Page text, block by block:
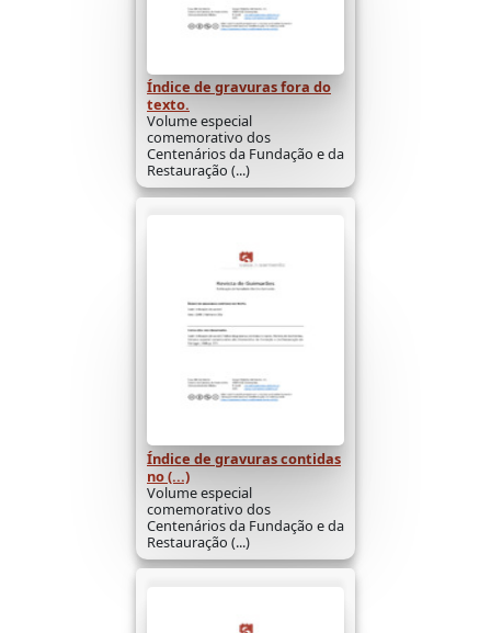
Índice de gravuras fora do
texto.
Volume especial
comemorativo dos
Centenários da Fundação e da
Restauração (...)
Índice de gravuras contidas
no (...)
Volume especial
comemorativo dos
Centenários da Fundação e da
Restauração (...)